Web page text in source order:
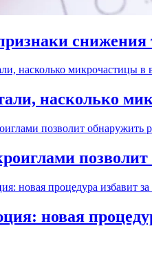
снижения
насколько
новая